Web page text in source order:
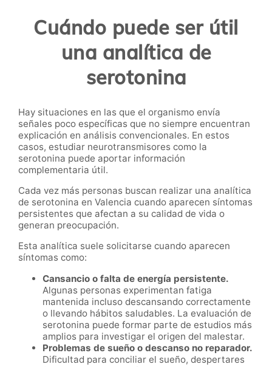
Cuándo puede ser útil
una analítica de
serotonina
Hay situaciones en las que el organismo envía
señales poco específicas que no siempre encuentran
explicación en análisis convencionales. En estos
casos, estudiar neurotransmisores como la
serotonina puede aportar información
complementaria útil.
Cada vez más personas buscan realizar una analítica
de serotonina en Valencia cuando aparecen síntomas
persistentes que afectan a su calidad de vida o
generan preocupación.
Esta analítica suele solicitarse cuando aparecen
síntomas como:
Cansancio o falta de energía persistente.
Algunas personas experimentan fatiga
mantenida incluso descansando correctamente
o llevando hábitos saludables. La evaluación de
serotonina puede formar parte de estudios más
amplios para investigar el origen del malestar.
Problemas de sueño o descanso no reparador.
Dificultad para conciliar el sueño, despertares